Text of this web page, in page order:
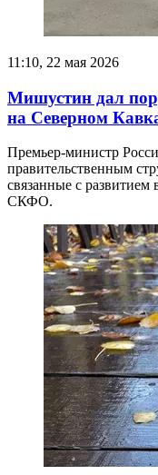
11:10, 22 мая 2026
Мишустин дал
на Северном
Премьер-министр
правительственным
связанные с развитием
СКФО.